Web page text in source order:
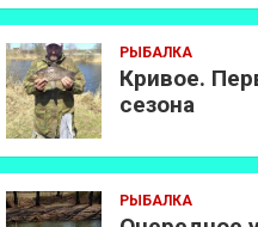
РЫБАЛКА
Кривое.
сезона
РЫБАЛКА